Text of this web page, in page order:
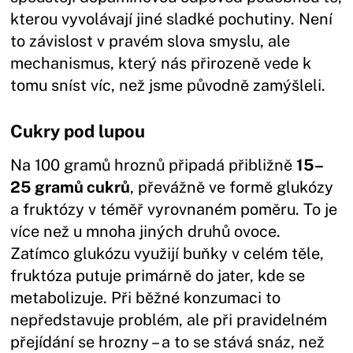
kterou vyvolávají jiné sladké pochutiny. Není
to závislost v pravém slova smyslu, ale
mechanismus, který nás přirozeně vede k
tomu sníst víc, než jsme původně zamýšleli.
Cukry pod lupou
Na 100 gramů hroznů připadá přibližně15–
25 gramů cukrů, převážně ve formě glukózy
a fruktózy v téměř vyrovnaném poměru. To je
více než u mnoha jiných druhů ovoce.
Zatímco glukózu využijí buňky v celém těle,
fruktóza putuje primárně do jater, kde se
metabolizuje. Při běžné konzumaci to
nepředstavuje problém, ale při pravidelném
přejídání se hrozny – a to se stává snáz, než